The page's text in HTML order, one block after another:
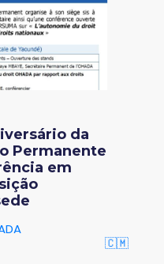
da
Permanente
em
🇨🇲